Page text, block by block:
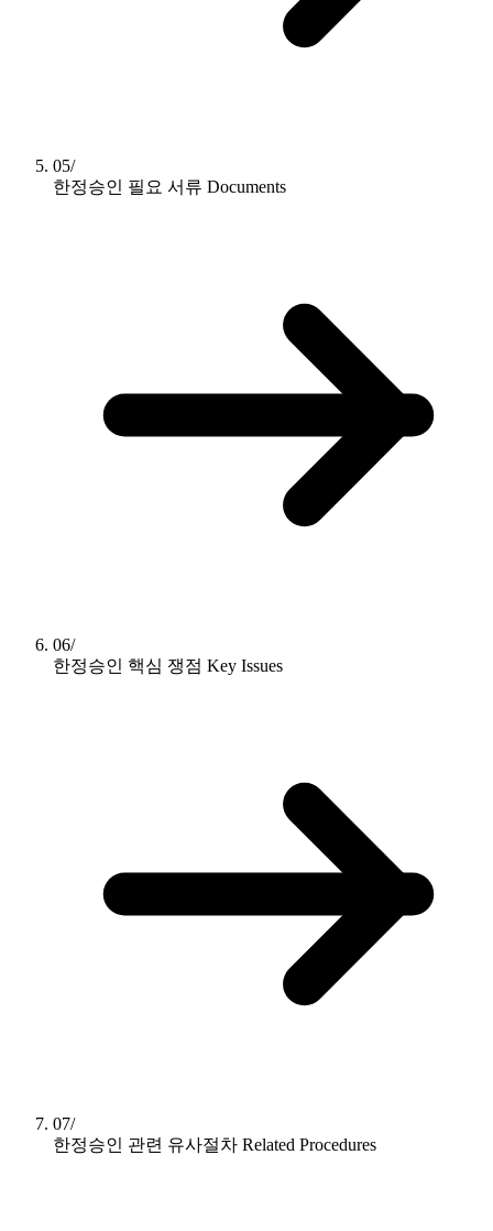
05/
한정승인 필요 서류 Documents
06/
한정승인 핵심 쟁점 Key Issues
07/
한정승인 관련 유사절차 Related Procedures